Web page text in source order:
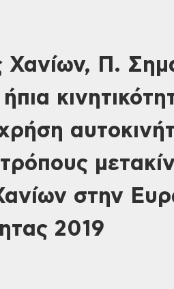
Χανίων, Π.
στην
2019